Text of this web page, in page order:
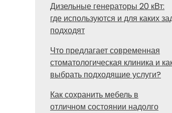
Дизельные генераторы 20 кВт:
где используются и для каких
подходят
Что предлагает современная
стоматологическая клиника и
выбрать подходящие услуги?
Как сохранить мебель в
отличном состоянии надолго